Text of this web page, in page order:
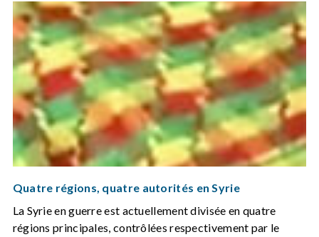
Quatre régions, quatre autorités en Syrie
La Syrie en guerre est actuellement divisée en quatre
régions principales, contrôlées respectivement par le